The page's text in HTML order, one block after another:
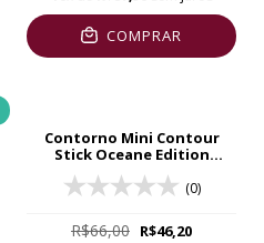
COMPRAR
Contorno Mini Contour
Stick Oceane Edition
(0)
R$66,00 R$46,20